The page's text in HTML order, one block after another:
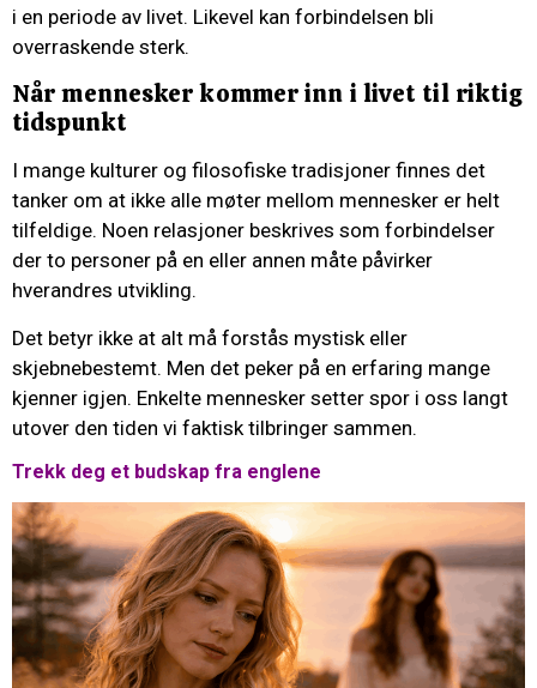
i en periode av livet. Likevel kan forbindelsen bli
overraskende sterk.
Når mennesker kommer inn i livet til riktig
tidspunkt
I mange kulturer og filosofiske tradisjoner finnes det
tanker om at ikke alle møter mellom mennesker er helt
tilfeldige. Noen relasjoner beskrives som forbindelser
der to personer på en eller annen måte påvirker
hverandres utvikling.
Det betyr ikke at alt må forstås mystisk eller
skjebnebestemt. Men det peker på en erfaring mange
kjenner igjen. Enkelte mennesker setter spor i oss langt
utover den tiden vi faktisk tilbringer sammen.
Trekk deg et budskap fra englene